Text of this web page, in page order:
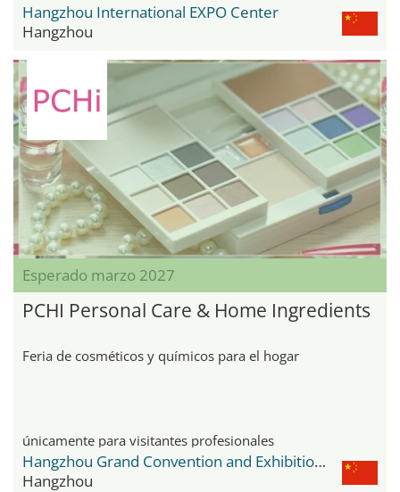
Hangzhou International EXPO Center
Hangzhou
Esperado marzo 2027
PCHI Personal Care & Home Ingredients
Feria de cosméticos y químicos para el hogar
únicamente para visitantes profesionales
Hangzhou Grand Convention and Exhibition Center
Hangzhou